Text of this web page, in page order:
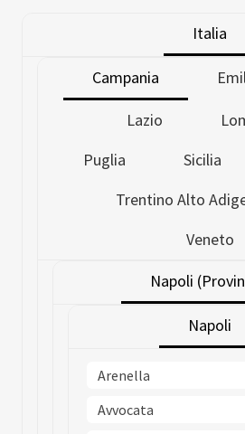
Italia
Campania
Lazio
Puglia
Sicilia
Trentino Alto
Veneto
Napoli
Napoli
Arenella
Avvocata